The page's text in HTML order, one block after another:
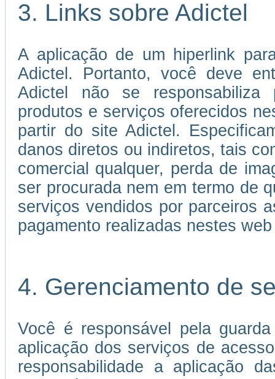
3. Links sobre Adictel
A aplicação de um hiperlink
Adictel. Portanto, você deve
Adictel não se responsabiliza
produtos e serviços oferecidos
partir do site Adictel.
danos diretos ou indiretos, tais
comercial qualquer, perda de
ser procurada nem em termo de
serviços vendidos por parceiros
pagamento realizadas nestes
4. Gerenciamento de
Você é responsável pela
aplicação dos serviços de
responsabilidade a aplicação